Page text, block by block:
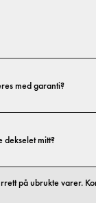
til mer beskyttende
med garanti?
de første 12
mitt?
på ubrukte varer.